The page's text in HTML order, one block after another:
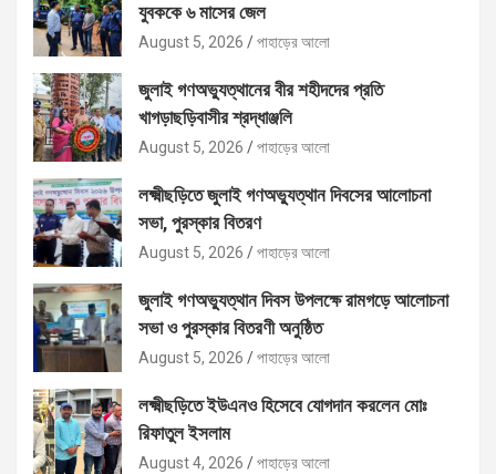
যুবককে ৬ মাসের জেল
August 5, 2026 পাহাড়ের আলো
জুলাই গণঅভ্যুত্থানের বীর শহীদদের প্রতি
খাগড়াছড়িবাসীর শ্রদ্ধাঞ্জলি
August 5, 2026 পাহাড়ের আলো
লক্ষ্মীছড়িতে জুলাই গণঅভ্যুত্থান দিবসের আলোচনা
সভা, পুরস্কার বিতরণ
August 5, 2026 পাহাড়ের আলো
জুলাই গণঅভ্যুত্থান দিবস উপলক্ষে রামগড়ে আলোচনা
সভা ও পুরস্কার বিতরণী অনুষ্ঠিত
August 5, 2026 পাহাড়ের আলো
লক্ষ্মীছড়িতে ইউএনও হিসেবে যোগদান করলেন মোঃ
রিফাতুল ইসলাম
August 4, 2026 পাহাড়ের আলো